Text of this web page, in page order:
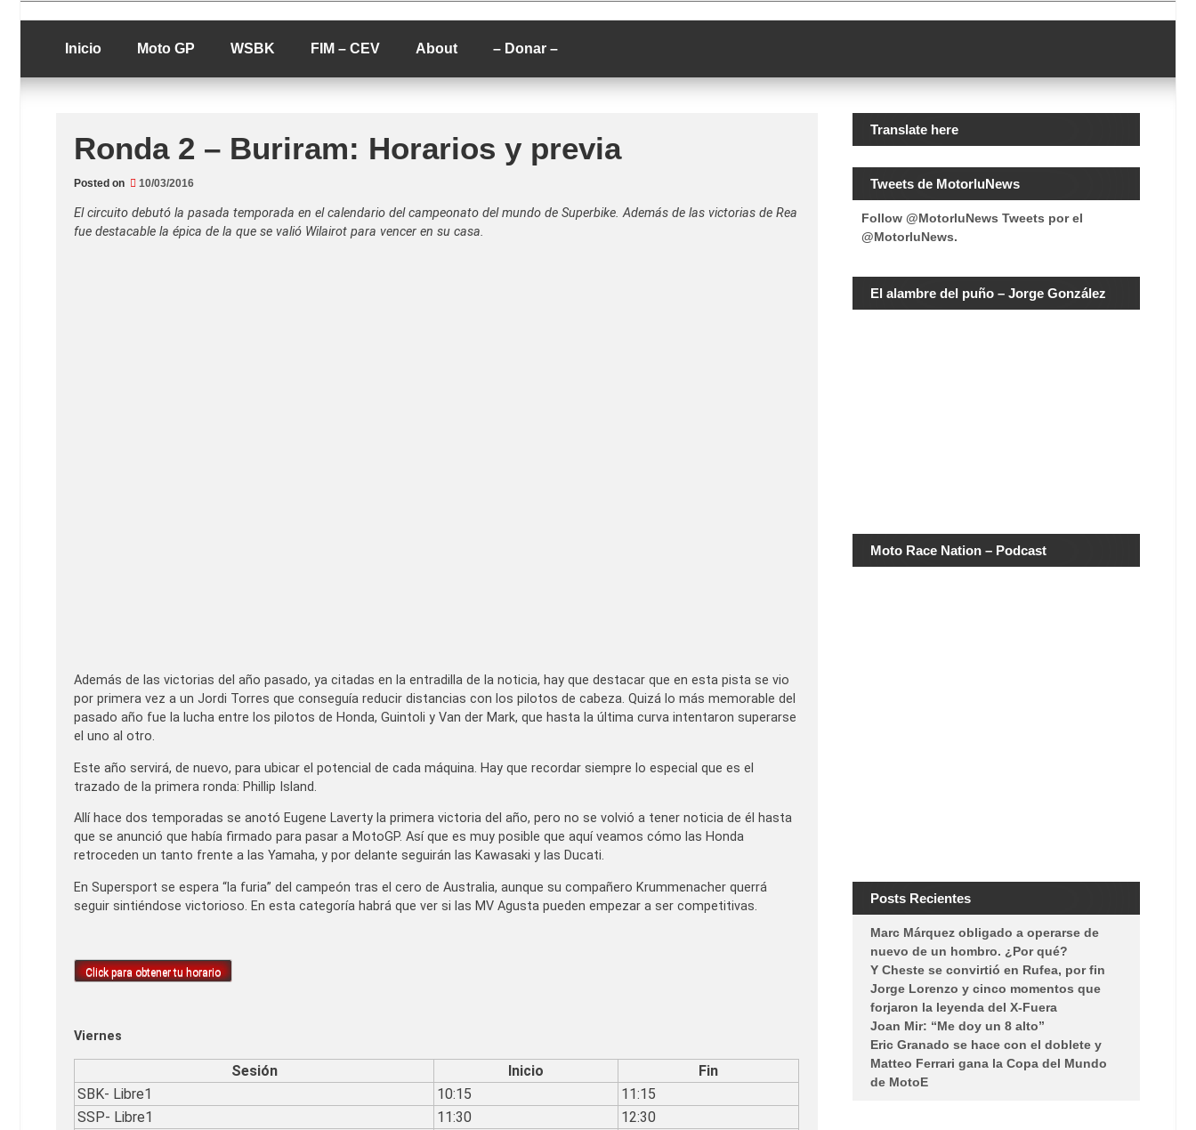
to
contentLucio Lopez GP
luciolopezgp
Inicio Moto GP WSBK FIM – CEV About – Donar –
Ronda 2 – Buriram: Horarios y previa
Posted on 10/03/2016
El circuito debutó la pasada temporada en el calendario del campeonato del mundo de Superbike. Además de las victorias de Rea
fue destacable la épica de la que se valió Wilairot para vencer en su casa.
Además de las victorias del año pasado, ya citadas en la entradilla de la noticia, hay que destacar que en esta pista se vio
por primera vez a un Jordi Torres que conseguía reducir distancias con los pilotos de cabeza. Quizá lo más memorable del
pasado año fue la lucha entre los pilotos de Honda, Guintoli y Van der Mark, que hasta la última curva intentaron superarse
el uno al otro.
Este año servirá, de nuevo, para ubicar el potencial de cada máquina. Hay que recordar siempre lo especial que es el
trazado de la primera ronda: Phillip Island.
Allí hace dos temporadas se anotó Eugene Laverty la primera victoria del año, pero no se volvió a tener noticia de él hasta
que se anunció que había firmado para pasar a MotoGP. Así que es muy posible que aquí veamos cómo las Honda
retroceden un tanto frente a las Yamaha, y por delante seguirán las Kawasaki y las Ducati.
En Supersport se espera “la furia” del campeón tras el cero de Australia, aunque su compañero Krummenacher querrá
seguir sintiéndose victorioso. En esta categoría habrá que ver si las MV Agusta pueden empezar a ser competitivas.
Click para obtener tu horario
Viernes
Sesión Inicio
Fin
SBK- Libre1
10:15
11:15
SSP- Libre1
11:30
12:30
Translate here
Tweets de MotorluNews
Follow @MotorluNews Tweets por el
@MotorluNews.
El alambre del puño – Jorge González
Moto Race Nation – Podcast
Posts Recientes
Marc Márquez obligado a operarse de
nuevo de un hombro. ¿Por qué?
Y Cheste se convirtió en Rufea, por fin
Jorge Lorenzo y cinco momentos que
forjaron la leyenda del X-Fuera
Joan Mir: “Me doy un 8 alto”
Eric Granado se hace con el doblete y
Matteo Ferrari gana la Copa del Mundo
de MotoE